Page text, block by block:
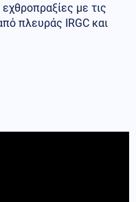
με τις
πλευράς IRGC και